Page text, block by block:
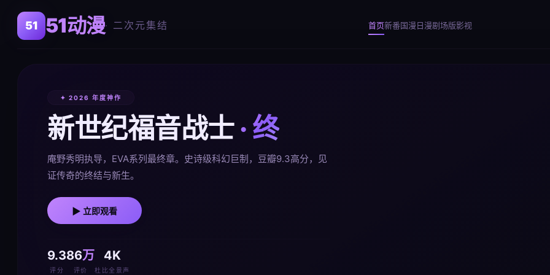
51动漫· 二次元集结 首页新番国漫日漫剧场版影视
✦ 2026 年度神作
新世纪福音战士· 终
庵野秀明执导，EVA系列最终章。史诗级科幻巨制，豆瓣9.3高分，见
证传奇的终结与新生。
▶ 立即观看
9.3
评分
86万
评价
4K
杜比全景声